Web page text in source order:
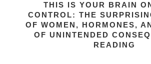
THIS IS YOUR BRAIN
CONTROL: THE
OF WOMEN, HORMONES,
OF UNINTENDED
READING